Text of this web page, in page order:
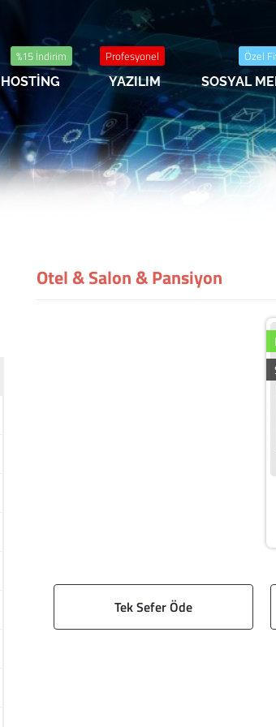
%15 İndirim
HOSTİNG
Profesyonel
YAZILIM
Özel
SOSYAL
Otel & Salon & Pansiyon
Tek Sefer Öde